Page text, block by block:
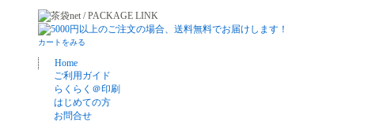
カートをみる
Home
ご利用ガイド
らくらく＠印刷
はじめての方
お問合せ